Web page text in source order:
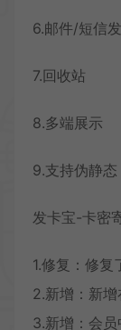
6.邮件/短信
7.回收站
8.多端展示
9.支持伪静态
发卡宝-卡密
1.修复：修复
2.新增：新
3.新增：会